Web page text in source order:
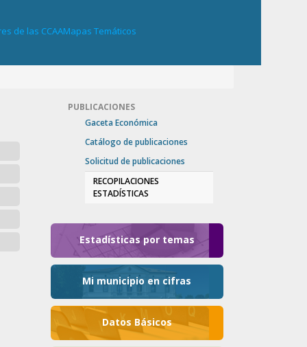
de las CCAAMapas Temáticos
PUBLICACIONES
Gaceta Económica
Catálogo de publicaciones
Solicitud de publicaciones
RECOPILACIONES
ESTADÍSTICAS
Estadísticas por temas
Mi municipio en cifras
Datos Básicos